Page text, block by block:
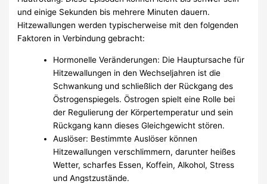
und einige Sekunden bis mehrere Minuten dauern.
Hitzewallungen werden typischerweise mit den folgenden
Faktoren in Verbindung gebracht:
Hormonelle Veränderungen: Die Hauptursache für
Hitzewallungen in den Wechseljahren ist die
Schwankung und schließlich der Rückgang des
Östrogenspiegels. Östrogen spielt eine Rolle bei
der Regulierung der Körpertemperatur und sein
Rückgang kann dieses Gleichgewicht stören.
Auslöser: Bestimmte Auslöser können
Hitzewallungen verschlimmern, darunter heißes
Wetter, scharfes Essen, Koffein, Alkohol, Stress
und Angstzustände.